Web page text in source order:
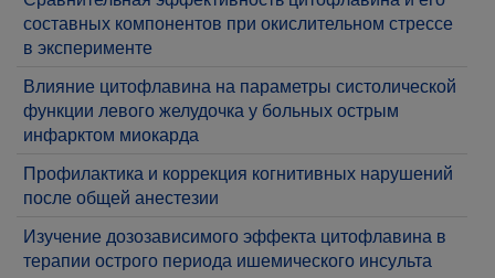
составных компонентов при окислительном стрессе
в эксперименте
Влияние цитофлавина на параметры систолической
функции левого желудочка у больных острым
инфарктом миокарда
Профилактика и коррекция когнитивных нарушений
после общей анестезии
Изучение дозозависимого эффекта цитофлавина в
терапии острого периода ишемического инсульта